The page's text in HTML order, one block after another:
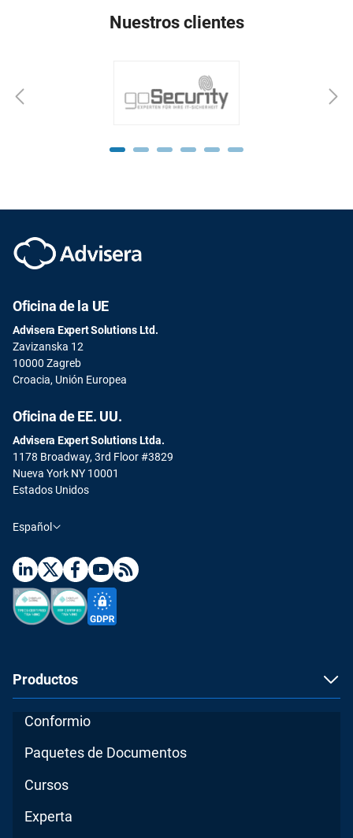
Nuestros clientes
Oficina de la UE
Advisera Expert Solutions Ltd.
Zavizanska 12
10000 Zagreb
Croacia, Unión Europea
Oficina de EE. UU.
Advisera Expert Solutions Ltda.
1178 Broadway, 3rd Floor #3829
Nueva York NY 10001
Estados Unidos
Español
Productos
Conformio
Paquetes de Documentos
Cursos
Experta